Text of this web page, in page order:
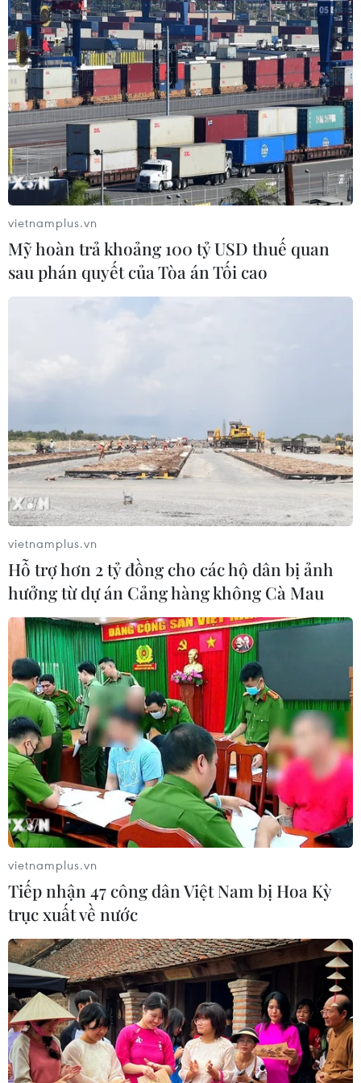
Nếu bạn có mong muốn bổ sung canxi thông
qua các loại thực phẩm chức năng chứa canxi,
hãy chọn lọc các sản phẩm được chứng nhận, có
cáo vô cùng quan trọng bởi nếu bổ sung canxi
không đúng cách có thể dẫn đến quá liều canxi,
gây ra một số vấn đề cho sức khỏe như khó thở,
buồn nôn, tiểu đêm, táo bón./.
Hướng dẫn chế độ dinh
dưỡng cân bằng cho người
lớn tuổi
càng dễ bị tổn thương do mất
dần khối cơ và suy giảm khả
năng miễn dịch.
(Vietnam+)
#Canxi #Tim mạch #Loãng xương #Thực phẩm
vietnamplus.vn
Mỹ hoàn trả khoảng 100 tỷ USD thuế quan
sau phán quyết của Tòa án Tối cao
vietnamplus.vn
Hỗ trợ hơn 2 tỷ đồng cho các hộ dân bị ảnh
hưởng từ dự án Cảng hàng không Cà Mau
vietnamplus.vn
Tiếp nhận 47 công dân Việt Nam bị Hoa Kỳ
trục xuất về nước